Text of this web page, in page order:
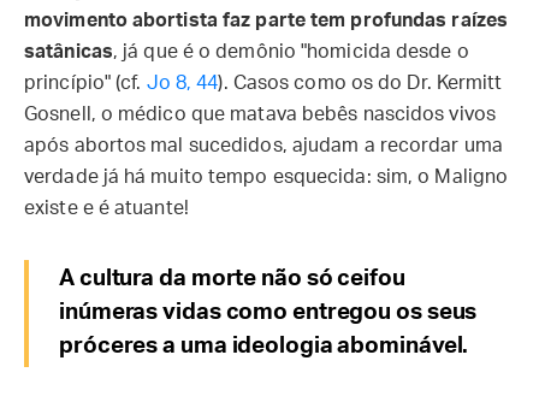
movimento abortista faz parte tem profundas raízes
satânicas, já que é o demônio "homicida desde o
princípio" (cf. Jo 8, 44). Casos como os do Dr. Kermitt
Gosnell, o médico que matava bebês nascidos vivos
após abortos mal sucedidos, ajudam a recordar uma
verdade já há muito tempo esquecida: sim, o Maligno
existe e é atuante!
A cultura da morte não só ceifou
inúmeras vidas como entregou os seus
próceres a uma ideologia abominável.